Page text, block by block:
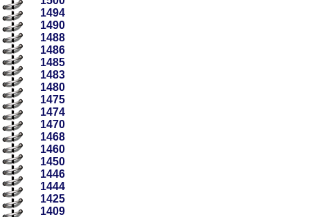
1494
1490
1488
1486
1485
1483
1480
1475
1474
1470
1468
1460
1450
1446
1444
1425
1409